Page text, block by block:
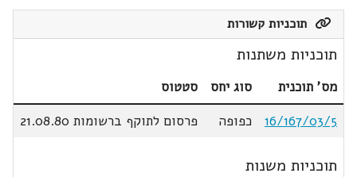
תוכניות קשורות
תוכניות משתנות
מס' תוכנית סוג יחס
סטטוס
16/167/03/5
כפופה פרסום לתוקף ברשומות 21.08.80
תוכניות משנות